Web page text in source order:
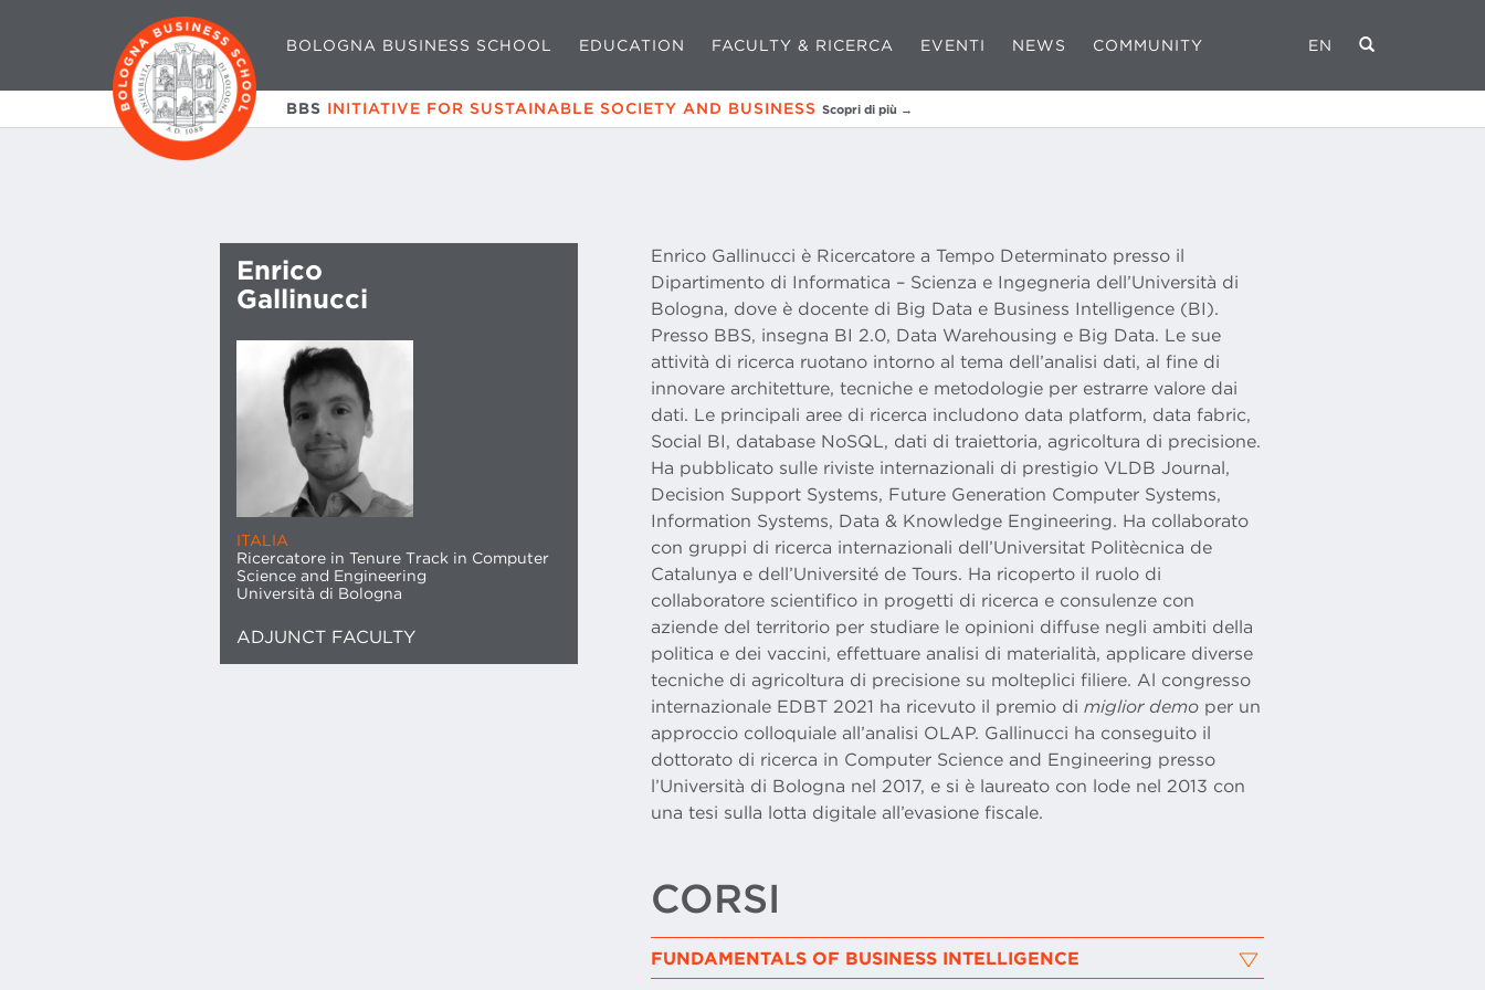
BOLOGNA BUSINESS SCHOOL EDUCATION FACULTY & RICERCA EVENTI NEWS COMMUNITY EN
BBS INITIATIVE FOR SUSTAINABLE SOCIETY AND BUSINESS Scopri di più →
Enrico
Gallinucci
ITALIA
Ricercatore in Tenure Track in Computer
Science and Engineering
Università di Bologna
ADJUNCT FACULTY
Enrico Gallinucci è Ricercatore a Tempo Determinato presso il
Dipartimento di Informatica – Scienza e Ingegneria dell’Università di
Bologna, dove è docente di Big Data e Business Intelligence (BI).
Presso BBS, insegna BI 2.0, Data Warehousing e Big Data. Le sue
attività di ricerca ruotano intorno al tema dell’analisi dati, al fine di
innovare architetture, tecniche e metodologie per estrarre valore dai
dati. Le principali aree di ricerca includono data platform, data fabric,
Social BI, database NoSQL, dati di traiettoria, agricoltura di precisione.
Ha pubblicato sulle riviste internazionali di prestigio VLDB Journal,
Decision Support Systems, Future Generation Computer Systems,
Information Systems, Data & Knowledge Engineering. Ha collaborato
con gruppi di ricerca internazionali dell’Universitat Politècnica de
Catalunya e dell’Université de Tours. Ha ricoperto il ruolo di
collaboratore scientifico in progetti di ricerca e consulenze con
aziende del territorio per studiare le opinioni diffuse negli ambiti della
politica e dei vaccini, effettuare analisi di materialità, applicare diverse
tecniche di agricoltura di precisione su molteplici filiere. Al congresso
internazionale EDBT 2021 ha ricevuto il premio dimiglior demo per un
approccio colloquiale all’analisi OLAP. Gallinucci ha conseguito il
dottorato di ricerca in Computer Science and Engineering presso
l’Università di Bologna nel 2017, e si è laureato con lode nel 2013 con
una tesi sulla lotta digitale all’evasione fiscale.
CORSI
FUNDAMENTALS OF BUSINESS INTELLIGENCE